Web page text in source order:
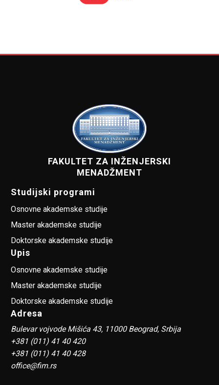
FAKULTET ZA INŽENJERSKI
MENADŽMENT
Studijski programi
Osnovne akademske studije
Master akademske studije
Doktorske akademske studije
Upis
Osnovne akademske studije
Master akademske studije
Doktorske akademske studije
Adresa
Bulevar vojvode Mišića 43, 11000 Beograd, Srbija
+381 (011) 41 40 420
+381 (011) 41 40 428
office@fim.rs